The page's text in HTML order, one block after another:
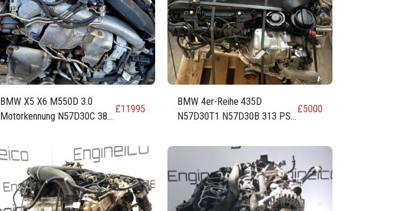
BMW X5 X6 M550D 3.0
Motorkennung N57D30C 381
£11995
BMW 4er-Reihe 435D
N57D30T1 N57D30B 313 PS
Dieselmotor
£5000